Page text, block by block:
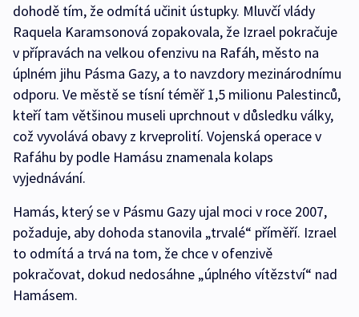
dohodě tím, že odmítá učinit ústupky. Mluvčí vlády
Raquela Karamsonová zopakovala, že Izrael pokračuje
v přípravách na velkou ofenzivu na Rafáh, město na
úplném jihu Pásma Gazy, a to navzdory mezinárodnímu
odporu. Ve městě se tísní téměř 1,5 milionu Palestinců,
kteří tam většinou museli uprchnout v důsledku války,
což vyvolává obavy z krveprolití. Vojenská operace v
Rafáhu by podle Hamásu znamenala kolaps
vyjednávání.
Hamás, který se v Pásmu Gazy ujal moci v roce 2007,
požaduje, aby dohoda stanovila „trvalé“ příměří. Izrael
to odmítá a trvá na tom, že chce v ofenzivě
pokračovat, dokud nedosáhne „úplného vítězství“ nad
Hamásem.